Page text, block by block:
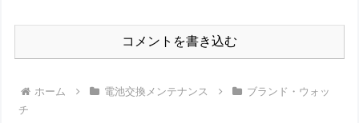
コメントを書き込む
ホーム 電池交換メンテナンス
ブランド・ウォッ
チ